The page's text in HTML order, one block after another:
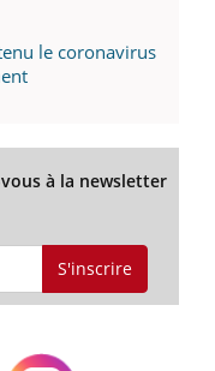
le coronavirus
à la newsletter
S'inscrire